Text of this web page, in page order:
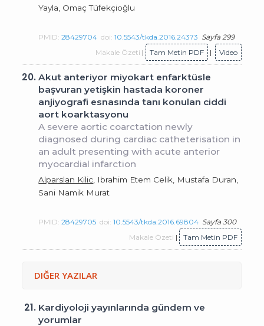
Yayla, Omaç Tüfekçioğlu
PMID:28429704 doi:10.5543/tkda.2016.24373 Sayfa 299
Makale Özeti | Tam Metin PDF | Video
20.Akut anteriyor miyokart enfarktüsle
başvuran yetişkin hastada koroner
anjiyografi esnasında tanı konulan ciddi
aort koarktasyonu
A severe aortic coarctation newly
diagnosed during cardiac catheterisation in
an adult presenting with acute anterior
myocardial infarction
Alparslan Kilic , Ibrahim Etem Celik, Mustafa Duran,
Sani Namik Murat
PMID:28429705 doi:10.5543/tkda.2016.69804 Sayfa 300
Makale Özeti | Tam Metin PDF
DIĞER YAZILAR
21. Kardiyoloji yayınlarında gündem ve
yorumlar